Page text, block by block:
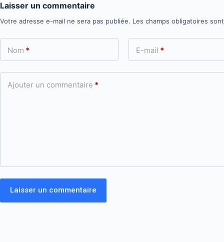
Laisser un commentaire
Votre adresse e-mail ne sera pas publiée. Les champs obligatoires
Nom * E-mail *
Ajouter un commentaire *
Laisser un commentaire